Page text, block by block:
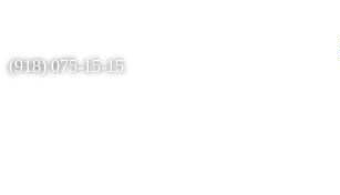
(918) 075-15-15